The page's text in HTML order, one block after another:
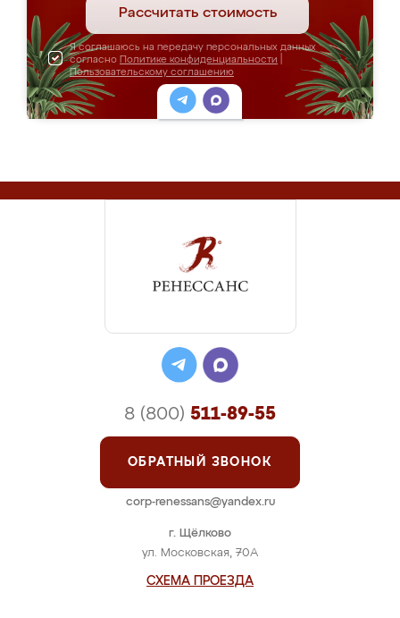
Рассчитать стоимость
Я соглашаюсь на передачу персональных данных
согласно Политике конфиденциальности
Пользовательскому соглашению
г. Щёлково
ул. Московская, 70А
СХЕМА ПРОЕЗДА
8 (800) 511-89-55
ОБРАТНЫЙ ЗВОНОК
corp-renessans@yandex.ru